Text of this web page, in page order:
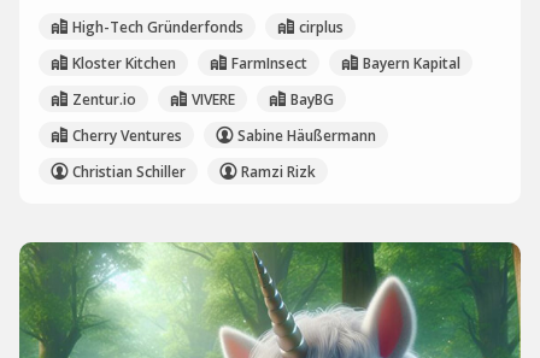
High-Tech Gründerfonds
cirplus
Kloster Kitchen
FarmInsect
Bayern Kapital
Zentur.io
VIVERE
BayBG
Cherry Ventures
Sabine Häußermann
Christian Schiller
Ramzi Rizk